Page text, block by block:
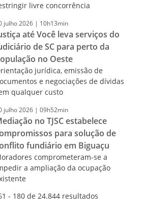
livre concorrência
julho2026 | 10h13min
até Você leva serviços do
de SC para perto da
no Oeste
jurídica, emissão de
e negociações de dívidas
qualquer custo
julho2026 | 09h52min
no TJSC estabelece
para solução de
fundiário em Biguaçu
comprometeram-se a
a ampliação da ocupação
- 180 de 24.844 resultados